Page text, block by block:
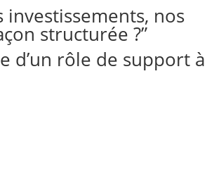
investissements, nos
structurée ?”
d’un rôle de support à